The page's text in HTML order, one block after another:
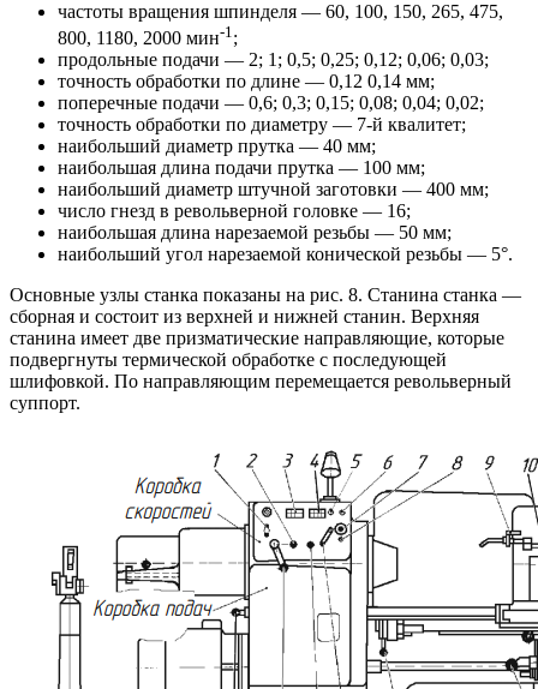
частоты вращения шпинделя — 60, 100, 150, 265, 475,
800, 1180, 2000 мин-1;
продольные подачи — 2; 1; 0,5; 0,25; 0,12; 0,06; 0,03;
точность обработки по длине — 0,12 0,14 мм;
поперечные подачи — 0,6; 0,3; 0,15; 0,08; 0,04; 0,02;
точность обработки по диаметру — 7-й квалитет;
наибольший диаметр прутка — 40 мм;
наибольшая длина подачи прутка — 100 мм;
наибольший диаметр штучной заготовки — 400 мм;
число гнезд в револьверной головке — 16;
наибольшая длина нарезаемой резьбы — 50 мм;
наибольший угол нарезаемой конической резьбы — 5°.
Основные узлы станка показаны на рис. 8. Станина станка —
сборная и состоит из верхней и нижней станин. Верхняя
станина имеет две призматические направляющие, которые
подвергнуты термической обработке с последующей
шлифовкой. По направляющим перемещается револьверный
суппорт.